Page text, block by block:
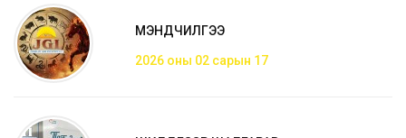
МЭНДЧИЛГЭЭ
2026 оны 02 сарын 17